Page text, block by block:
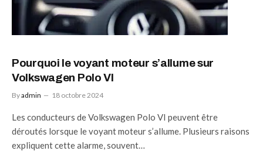
Pourquoi le voyant moteur s’allume sur
Volkswagen Polo VI
Byadmin 18 octobre 2024
Les conducteurs de Volkswagen Polo VI peuvent être
déroutés lorsque le voyant moteur s’allume. Plusieurs raisons
expliquent cette alarme, souvent…